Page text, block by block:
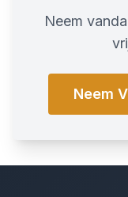
Neem
Neem